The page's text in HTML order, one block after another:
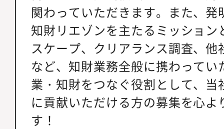
関わっていただきます。また、
知財リエゾンを主たるミッショ
スケープ、クリアランス調査、
など、知財業務全般に携わって
業・知財をつなぐ役割として、
に貢献いただける方の募集を心
す！